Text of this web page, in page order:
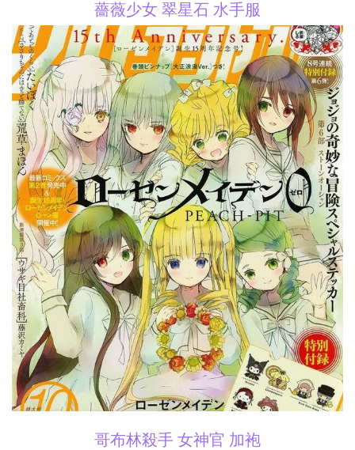
薔薇少女 翠星石 水手服
哥布林殺手 女神官 加袍